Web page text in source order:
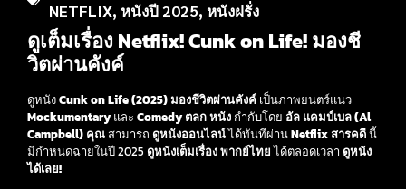
NETFLIX, หนังปี 2025, หนังฝรั่ง
ดูเต็มเรื่อง Netflix! Cunk on Life! มองชี
วิตผ่านคังค์
ดูหนังCunk on Life (2025) มองชีวิตผ่านคังค์ เป็นภาพยนตร์แนว
Mockumentaryและ Comedy ตลกหนัง กำกับโดย อัล แคมป์เบล (Al
Campbell) คุณสามารถ ดูหนังออนไลน์ได้ทันทีผ่านNetflixสารคดีนี้
มีกำหนดฉายในปี 2025 ดูหนังเต็มเรื่อง พากย์ไทยได้ตลอดเวลา ดูหนัง
ได้เลย!